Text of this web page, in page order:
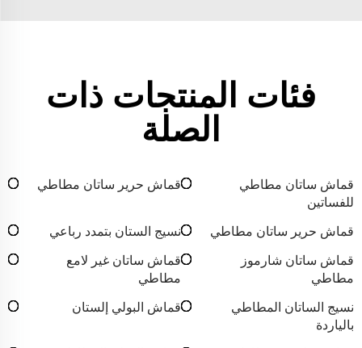
فئات المنتجات ذات
الصلة
قماش ساتان مطاطي
للفساتين
قماش حرير ساتان مطاطي
قماش حرير ساتان مطاطي
نسيج الستان بتمدد رباعي
قماش ساتان شارموز
مطاطي
قماش ساتان غير لامع
مطاطي
نسيج الساتان المطاطي
بالياردة
قماش البولي إلستان